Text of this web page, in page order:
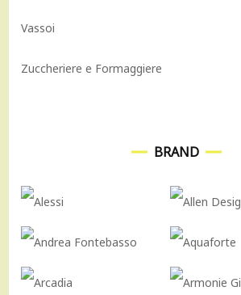
Vassoi
Zuccheriere e Formaggiere
BRAND